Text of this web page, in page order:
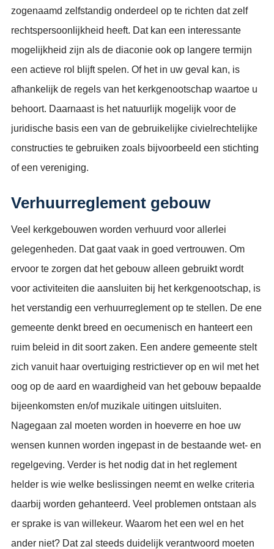
zogenaamd zelfstandig onderdeel op te richten dat zelf
rechtspersoonlijkheid heeft. Dat kan een interessante
mogelijkheid zijn als de diaconie ook op langere termijn
een actieve rol blijft spelen. Of het in uw geval kan, is
afhankelijk de regels van het kerkgenootschap waartoe u
behoort. Daarnaast is het natuurlijk mogelijk voor de
juridische basis een van de gebruikelijke civielrechtelijke
constructies te gebruiken zoals bijvoorbeeld een stichting
of een vereniging.
Verhuurreglement gebouw
Veel kerkgebouwen worden verhuurd voor allerlei
gelegenheden. Dat gaat vaak in goed vertrouwen. Om
ervoor te zorgen dat het gebouw alleen gebruikt wordt
voor activiteiten die aansluiten bij het kerkgenootschap, is
het verstandig een verhuurreglement op te stellen. De ene
gemeente denkt breed en oecumenisch en hanteert een
ruim beleid in dit soort zaken. Een andere gemeente stelt
zich vanuit haar overtuiging restrictiever op en wil met het
oog op de aard en waardigheid van het gebouw bepaalde
bijeenkomsten en/of muzikale uitingen uitsluiten.
Nagegaan zal moeten worden in hoeverre en hoe uw
wensen kunnen worden ingepast in de bestaande wet- en
regelgeving. Verder is het nodig dat in het reglement
helder is wie welke beslissingen neemt en welke criteria
daarbij worden gehanteerd. Veel problemen ontstaan als
er sprake is van willekeur. Waarom het een wel en het
ander niet? Dat zal steeds duidelijk verantwoord moeten